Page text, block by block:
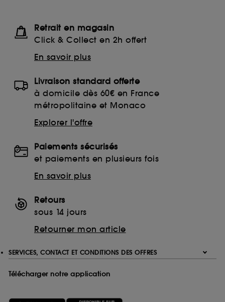
Retrait en magasin
Click & Collect en 2h offert
En savoir plus
Livraison standard offerte
à domicile dès 60€ en France
métropolitaine et Monaco
Explorer l'offre
Paiements sécurisés
et paiements en plusieurs fois
En savoir plus
Retours
sous 14 jours
Retourner mon article
SERVICES, CONTACT ET CONDITIONS DES OFFRES
Télécharger notre application